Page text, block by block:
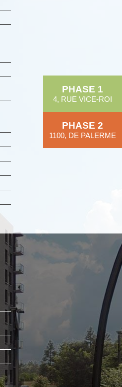
PHASE 1
4, RUE VICE-ROI
PHASE 2
1100, DE PALERME